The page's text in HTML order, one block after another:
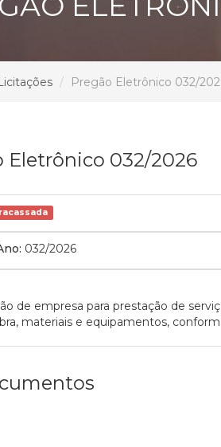
Pregão Eletrônico 032/
Eletrônico 032/2026
032/2026
de empresa para prestação de
materiais e equipamentos,